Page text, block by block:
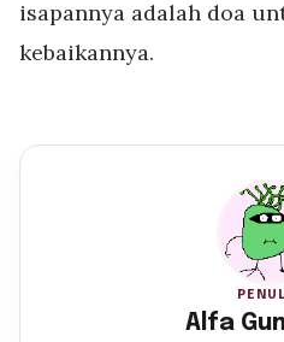
isapannya adalah doa
kebaikannya.
Alfa